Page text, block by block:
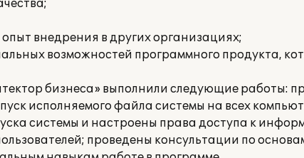
внедрения в других организациях;
возможностей программного продукта,
бизнеса» выполнили следующие работы:
исполняемого файла системы на всех
системы и настроены права доступа к
проведены консультации по